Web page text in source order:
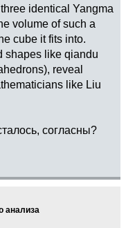
identical Yangma
volume of such a
cube it fits into.
shapes like qiandu
reveal
like Liu
согласны?
анализа